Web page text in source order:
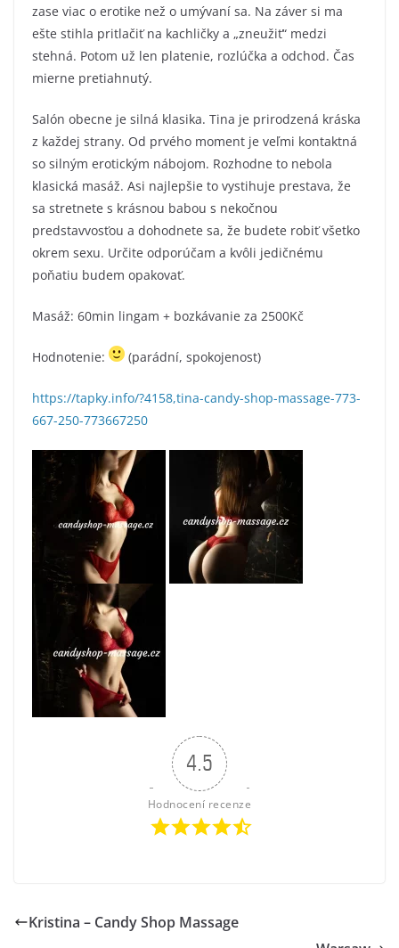
zase viac o erotike než o umývaní sa. Na záver si ma
ešte stihla pritlačiť na kachličky a „zneužiť“ medzi
stehná. Potom už len platenie, rozlúčka a odchod. Čas
mierne pretiahnutý.
Salón obecne je silná klasika. Tina je prirodzená kráska
z každej strany. Od prvého moment je veľmi kontaktná
so silným erotickým nábojom. Rozhodne to nebola
klasická masáž. Asi najlepšie to vystihuje prestava, že
sa stretnete s krásnou babou s nekočnou
predstavvosťou a dohodnete sa, že budete robiť všetko
okrem sexu. Určite odporúčam a kvôli jedičnému
poňatiu budem opakovať.
Masáž: 60min lingam + bozkávanie za 2500Kč
Hodnotenie: (parádní, spokojenost)
https://tapky.info/?4158,tina-candy-shop-massage-773-
667-250-773667250
4.5
Hodnocení recenze
Kristina – Candy Shop Massage